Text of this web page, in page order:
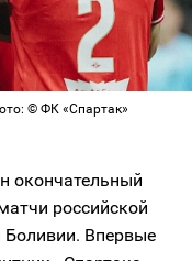
© ФК «Спартак»
окончательный
российской
Впервые